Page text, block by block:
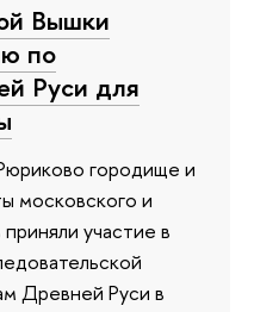
Вышки
по
Руси для
городище и
московского и
участие в
Древней Руси в